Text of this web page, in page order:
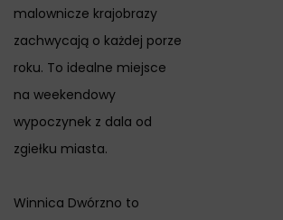
malownicze krajobrazy
zachwycają o każdej porze
roku. To idealne miejsce
na weekendowy
wypoczynek z dala od
zgiełku miasta.
Winnica Dwórzno to